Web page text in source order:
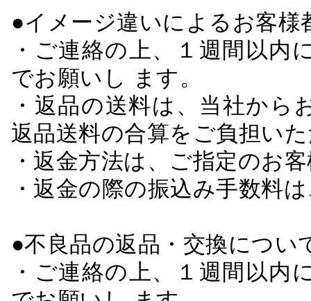
●イメージ違いによるお客
・ご連絡の上、１週間以
でお願いし ます。
・返品の送料は、当社か
返品送料の合算をご負担い
・返金方法は、ご指定のお
・返金の際の振込み手数料
●不良品の返品・交換につい
・ご連絡の上、１週間以